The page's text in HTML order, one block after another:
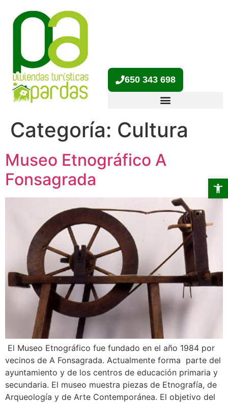
650 343 698
Categoría: Cultura
Museo Etnográfico A
Fonsagrada
El Museo Etnográfico fue fundado en el año 1984 por
vecinos de A Fonsagrada. Actualmente forma parte del
ayuntamiento y de los centros de educación primaria y
secundaria. El museo muestra piezas de Etnografía, de
Arqueología y de Arte Contemporánea. El objetivo del
Abrir